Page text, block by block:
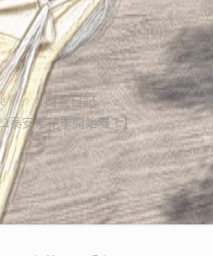
阿龍日記
泰安櫻花季開始囉！】